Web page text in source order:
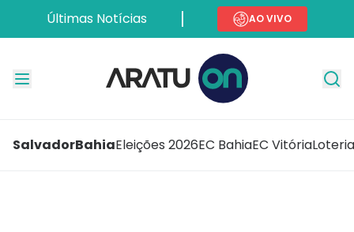
Últimas Notícias AO VIVO
SalvadorBahiaEleições 2026EC BahiaEC Vitória